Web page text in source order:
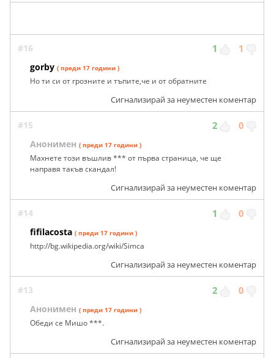
#16 1 1
gorby ( преди 17 години )
Но ти си от грозните и тъпите,че и от обратните
Сигнализирай за неуместен коментар
#15 2 0
Анонимен ( преди 17 години )
Махнете този въшлив *** от първа страница, че ще
направя такъв скандал!
Сигнализирай за неуместен коментар
#14 1 0
fifilacosta ( преди 17 години )
http://bg.wikipedia.org/wiki/Simca
Сигнализирай за неуместен коментар
#13 2 0
Анонимен ( преди 17 години )
Обеди се Мишо ***.
Сигнализирай за неуместен коментар